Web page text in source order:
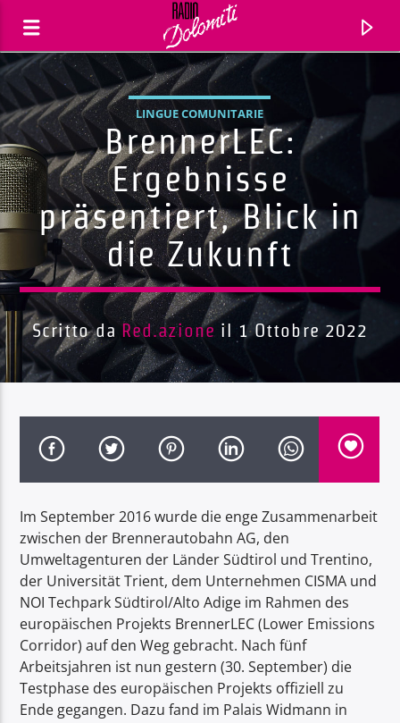
Traccia corrente
Titolo
Artista
Radio Dolomiti
LINGUE COMUNITARIE
BrennerLEC:
Ergebnisse
präsentiert, Blick in
die Zukunft
Scritto da Red.azione il 1 Ottobre 2022
Im September 2016 wurde die enge Zusammenarbeit
zwischen der Brennerautobahn AG, den
Umweltagenturen der Länder Südtirol und Trentino,
der Universität Trient, dem Unternehmen CISMA und
NOI Techpark Südtirol/Alto Adige im Rahmen des
europäischen Projekts BrennerLEC (Lower Emissions
Corridor) auf den Weg gebracht. Nach fünf
Arbeitsjahren ist nun gestern (30. September) die
Testphase des europäischen Projekts offiziell zu
Ende gegangen. Dazu fand im Palais Widmann in